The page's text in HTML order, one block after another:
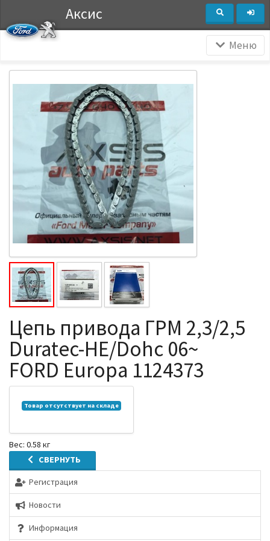
Аксис
Меню
СВЕРНУТЬ
Регистрация
Новости
Информация
Цепь привода ГРМ 2,3/2,5
Duratec-HE/Dohc 06~
FORD Europa 1124373
Товар отсутствует на складе
Вес: 0.58 кг